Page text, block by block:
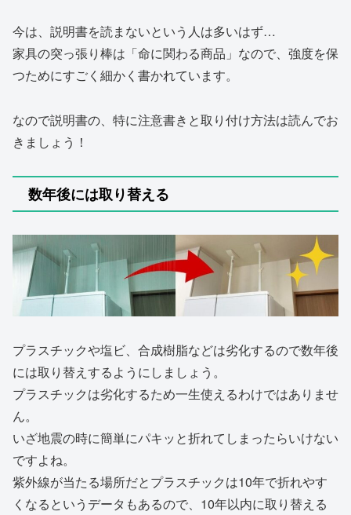
今は、説明書を読まないという人は多いはず…
家具の突っ張り棒は「命に関わる商品」なので、強度を保
つためにすごく細かく書かれています。
なので説明書の、特に注意書きと取り付け方法は読んでお
きましょう！
数年後には取り替える
プラスチックや塩ビ、合成樹脂などは劣化するので数年後
には取り替えするようにしましょう。
プラスチックは劣化するため一生使えるわけではありませ
ん。
いざ地震の時に簡単にパキッと折れてしまったらいけない
ですよね。
紫外線が当たる場所だとプラスチックは10年で折れやす
くなるというデータもあるので、10年以内に取り替える